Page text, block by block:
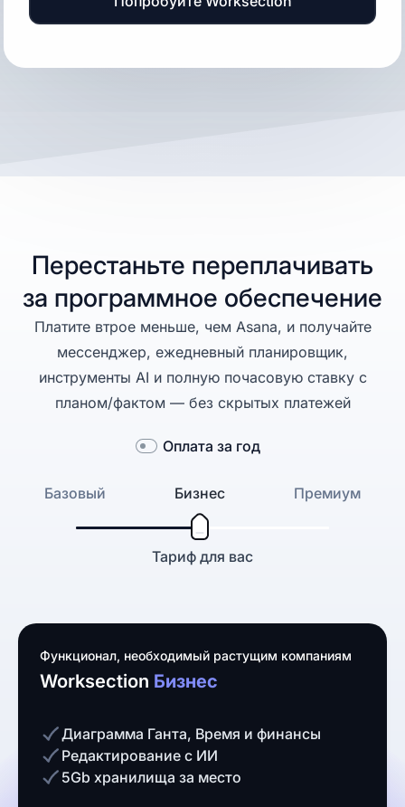
Перестаньте переплачивать
за программное обеспечение
Платите втрое меньше, чем Asana, и получайте
мессенджер, ежедневный планировщик,
инструменты AI и полную почасовую ставку с
планом/фактом — без скрытых платежей
Базовый Бизнес Премиум
Тариф для вас
Оплата за год
Worksection Бизнес
Функционал, необходимый растущим компаниям
Диаграмма Ганта, Время и финансы
Редактирование с ИИ
5Gb хранилища за место